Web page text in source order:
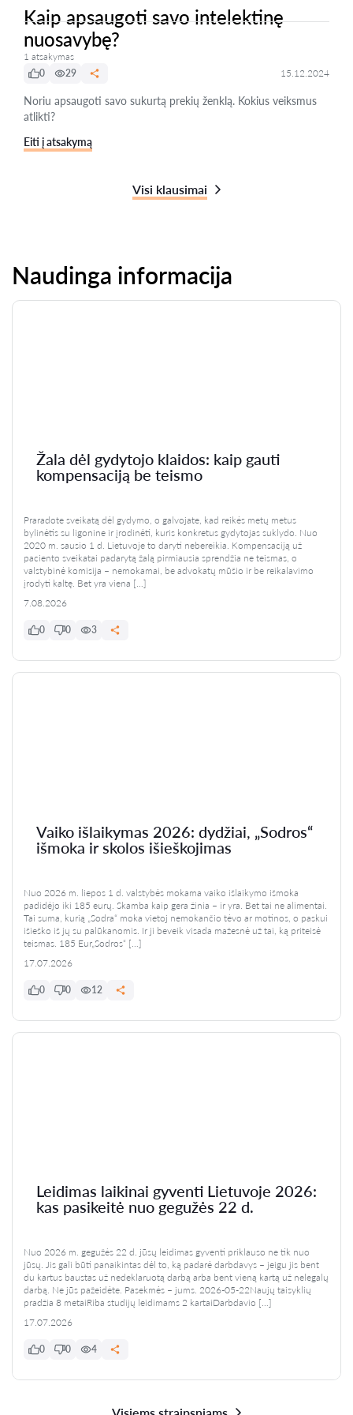
Kaip apsaugoti savo intelektinę
nuosavybę?
1 atsakymas
0
29 15.12.2024
Noriu apsaugoti savo sukurtą prekių ženklą. Kokius veiksmus
atlikti?
Eiti į atsakymą
Visi klausimai
Naudinga informacija
Žala dėl gydytojo klaidos: kaip gauti
kompensaciją be teismo
Praradote sveikatą dėl gydymo, o galvojate, kad reikės metų metus
bylinėtis su ligonine ir įrodinėti, kuris konkretus gydytojas suklydo. Nuo
2020 m. sausio 1 d. Lietuvoje to daryti nebereikia. Kompensaciją už
paciento sveikatai padarytą žalą pirmiausia sprendžia ne teismas, o
valstybinė komisija – nemokamai, be advokatų mūšio ir be reikalavimo
įrodyti kaltę. Bet yra viena […]
7.08.2026
0 0 3
Vaiko išlaikymas 2026: dydžiai, „Sodros“
išmoka ir skolos išieškojimas
Nuo 2026 m. liepos 1 d. valstybės mokama vaiko išlaikymo išmoka
padidėjo iki 185 eurų. Skamba kaip gera žinia – ir yra. Bet tai ne alimentai.
Tai suma, kurią „Sodra“ moka vietoj nemokančio tėvo ar motinos, o paskui
išieško iš jų su palūkanomis. Ir ji beveik visada mažesnė už tai, ką priteisė
teismas. 185 Eur„Sodros“ […]
17.07.2026
0 0 12
Leidimas laikinai gyventi Lietuvoje 2026:
kas pasikeitė nuo gegužės 22 d.
Nuo 2026 m. gegužės 22 d. jūsų leidimas gyventi priklauso ne tik nuo
jūsų. Jis gali būti panaikintas dėl to, ką padarė darbdavys – jeigu jis bent
du kartus baustas už nedeklaruotą darbą arba bent vieną kartą už nelegalų
darbą. Ne jūs pažeidėte. Pasekmės – jums. 2026-05-22Naujų taisyklių
pradžia 8 metaiRiba studijų leidimams 2 kartaiDarbdavio […]
17.07.2026
0 0 4